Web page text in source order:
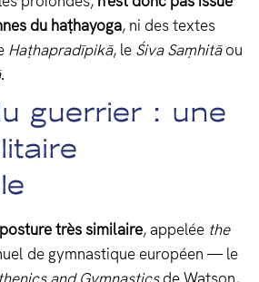
du haṭhayoga, ni des textes
Haṭhapradīpikā, le Śiva Saṃhitāou
.
guerrier : une
posture très similaire, appelée the
de gymnastique européen — le